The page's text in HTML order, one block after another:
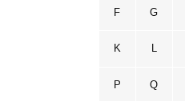
F G
K L
P Q